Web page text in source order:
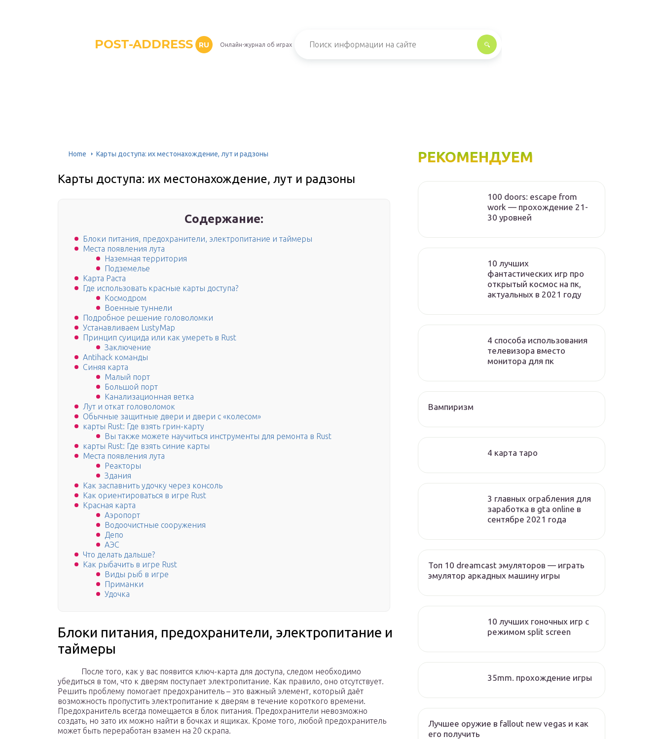
POST-ADDRESS RU Онлайн-журнал об играх
Home Карты доступа: их местонахождение, лут и радзоны
Карты доступа: их местонахождение, лут и радзоны
Содержание:
Блоки питания, предохранители, электропитание и таймеры
Места появления лута
Наземная территория
Подземелье
Карта Раста
Где использовать красные карты доступа?
Космодром
Военные туннели
Подробное решение головоломки
Устанавливаем LustyMap
Принцип суицида или как умереть в Rust
Заключение
Antihack команды
Синяя карта
Малый порт
Большой порт
Канализационная ветка
Лут и откат головоломок
Обычные защитные двери и двери с «колесом»
карты Rust: Где взять грин-карту
Вы также можете научиться инструменты для ремонта в Rust
карты Rust: Где взять синие карты
Места появления лута
Реакторы
Здания
Как заспавнить удочку через консоль
Как ориентироваться в игре Rust
Красная карта
Аэропорт
Водоочистные сооружения
Депо
АЭС
Что делать дальше?
Как рыбачить в игре Rust
Виды рыб в игре
Приманки
Удочка
Блоки питания, предохранители, электропитание и
таймеры
После того, как у вас появится ключ-карта для доступа, следом необходимо
убедиться в том, что к дверям поступает электропитание. Как правило, оно отсутствует.
Решить проблему помогает предохранитель – это важный элемент, который даёт
возможность пропустить электропитание к дверям в течение короткого времени.
Предохранитель всегда помещается в блок питания. Предохранители невозможно
создать, но зато их можно найти в бочках и ящиках. Кроме того, любой предохранитель
может быть переработан взамен на 20 скрапа.
РЕКОМЕНДУЕМ
100 doors: escape from
work — прохождение 21-
30 уровней
10 лучших
фантастических игр про
открытый космос на пк,
актуальных в 2021 году
4 способа использования
телевизора вместо
монитора для пк
Вампиризм
4 карта таро
3 главных ограбления для
заработка в gta online в
сентябре 2021 года
Топ 10 dreamcast эмуляторов — играть
эмулятор аркадных машину игры
10 лучших гоночных игр c
режимом split screen
35mm. прохождение игры
Лучшее оружие в fallout new vegas и как
его получить